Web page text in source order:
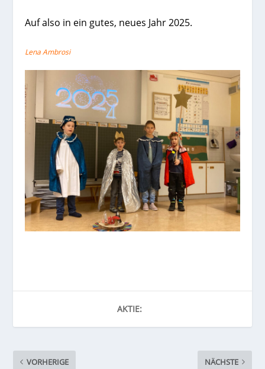
Auf also in ein gutes, neues Jahr 2025.
Lena Ambrosi
AKTIE:
VORHERIGE NÄCHSTE